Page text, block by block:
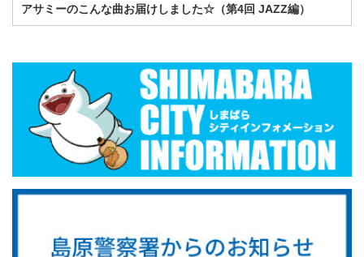
アサミーのこんな曲お届けしました☆（第4回 JAZZ編）